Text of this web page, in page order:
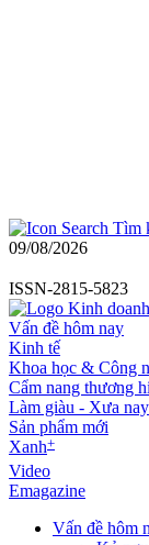
Tìm
09/08/2026
ISSN-2815-5823
Vấn đề hôm nay
Kinh tế
Khoa học & Công
Cẩm nang thương
Làm giàu - Xưa nay
Sản phẩm mới
Xanh+
Video
Emagazine
Vấn đề hôm